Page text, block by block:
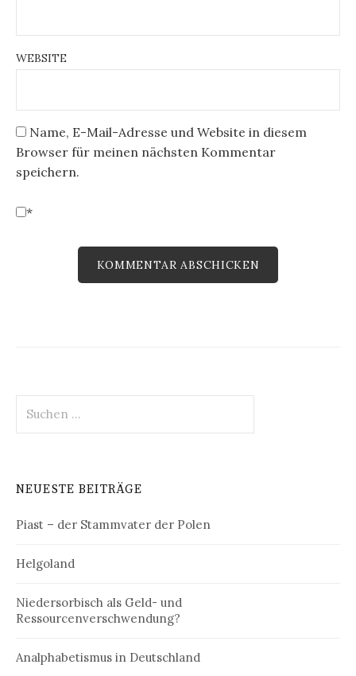
WEBSITE
Name, E-Mail-Adresse und Website in diesem
Browser für meinen nächsten Kommentar
speichern.
*
nach:
NEUESTE BEITRÄGE
Piast – der Stammvater der Polen
Helgoland
Niedersorbisch als Geld- und
Ressourcenverschwendung?
Analphabetismus in Deutschland